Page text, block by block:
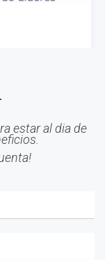
estar al dia de